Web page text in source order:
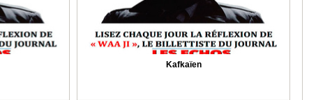
Kafkaïen